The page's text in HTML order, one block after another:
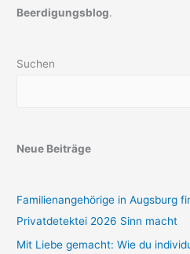
Beerdigungsblog.
Suchen
Neue Beiträge
Familienangehörige in Augsburg
Privatdetektei 2026 Sinn macht
Mit Liebe gemacht: Wie du